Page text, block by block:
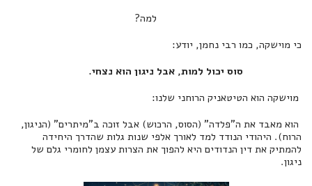
למה?
כי מוישקה, כמו רבי נחמן, יודע:
סוס יכול למות, אבל ניגון הוא נצחי.
מוישקה הוא הטיטאניק הרוחני שלנו:
הוא מאבד את ה"פלדה" (הסוס, הרכוש) אבל זוכה ב"מיתרים" (הניגון,
הרוח). היהודי הנודד למד לאורך אלפי שנות גלות שהדרך היחידה
להמתיק את דין הנדודים היא להפוך את הצרות עצמן לחומרי גלם של
ניגון.